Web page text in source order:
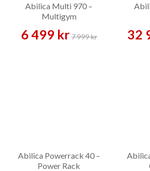
Abilica Multi 970 –
Multigym
6 499 kr7 999 kr 32
Abilica Powerrack 40 –
Power Rack